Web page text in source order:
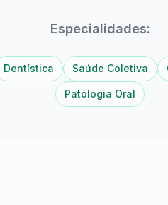
Especialidades:
Dentística Saúde Coletiva
Patologia Oral